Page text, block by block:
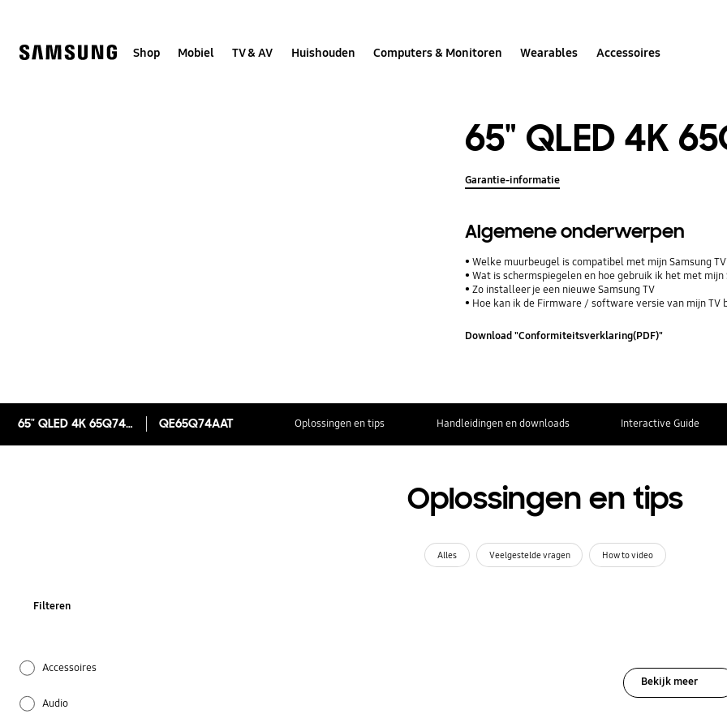
Shop Mobiel TV & AV Huishouden Computers & Monitoren Wearables Accessoires
65" QLED 4K
Garantie-informatie
Algemene onderwerpen
Welke muurbeugel is compatibel met mijn Samsung
Wat is schermspiegelen en hoe gebruik ik het met mijn
Zo installeer je een nieuwe Samsung TV
Hoe kan ik de Firmware / software versie van mijn
Download "Conformiteitsverklaring(PDF)"
65" QLED 4K 65Q74A (2021) QE65Q74AAT Oplossingen en tips Handleidingen en downloads Interactive Guide
Oplossingen en tips
Alles Veelgestelde vragen How to video
Filteren
Accessoires
Audio
Bekijk meer